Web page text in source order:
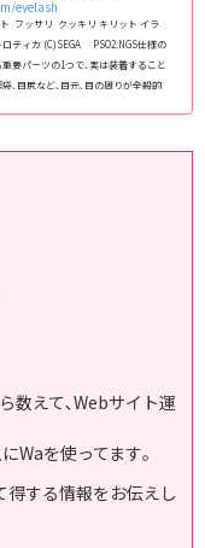
eyelash
フッサリ クッキリ キリット イラ
ティカ (C)SEGA PSO2:NGS仕様の
要パーツの1つで､実は装着すること
､目尻など､目元､目の周りが全般的
数えて､Webサイト運
Waを使ってます｡
得する情報をお伝えし